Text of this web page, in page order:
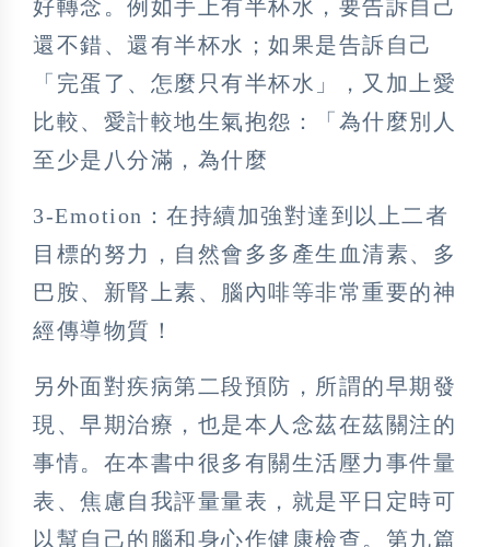
好轉念。例如手上有半杯水，要告訴自己
還不錯、還有半杯水；如果是告訴自己
「完蛋了、怎麼只有半杯水」，又加上愛
比較、愛計較地生氣抱怨：「為什麼別人
至少是八分滿，為什麼
3-Emotion：在持續加強對達到以上二者
目標的努力，自然會多多產生血清素、多
巴胺、新腎上素、腦內啡等非常重要的神
經傳導物質！
另外面對疾病第二段預防，所謂的早期發
現、早期治療，也是本人念茲在茲關注的
事情。在本書中很多有關生活壓力事件量
表、焦慮自我評量量表，就是平日定時可
以幫自己的腦和身心作健康檢查。第九篇